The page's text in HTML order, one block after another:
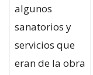
algunos
sanatorios y
servicios que
eran de la obra